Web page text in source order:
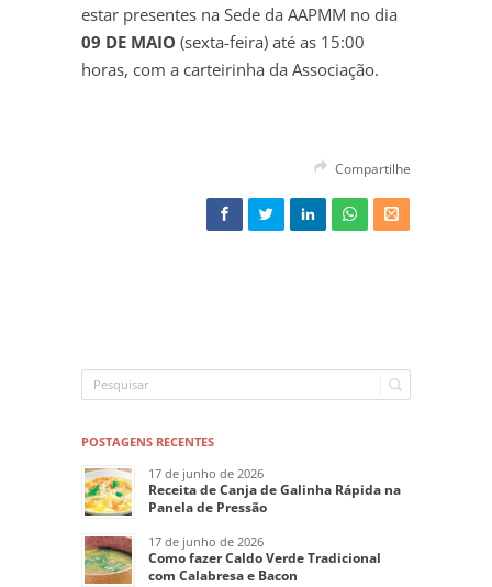
estar presentes na Sede da AAPMM no dia
09 DE MAIO (sexta-feira) até as 15:00
horas, com a carteirinha da Associação.
Compartilhe
POSTAGENS RECENTES
17 de junho de 2026
Receita de Canja de Galinha Rápida na
Panela de Pressão
17 de junho de 2026
Como fazer Caldo Verde Tradicional
com Calabresa e Bacon